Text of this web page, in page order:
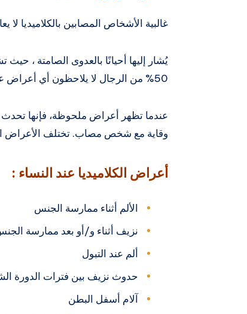
غالبية الأشخاص المصابين بالكلاميديا
50% من الرجال لا يلاحظون أي أعراض على الرغم من إصابتهم بعدوى الكلاميديا.
عندما تظهر أعراض ملحوظة، فإنها
وقاية مع شخص مصاب. تختلف الأعراض
أعراض الكلاميديا ​​عند النساء :
الألم أثناء ممارسة الجنس
نزيف أثناء و/أو بعد ممارسة
ألم عند التبول
حدوث نزيف بين فترات الدورة
آلام أسفل البطن